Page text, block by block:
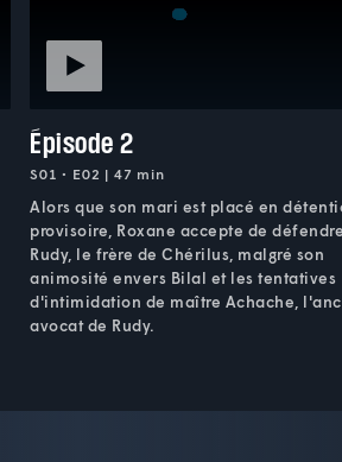
Épisode 2
S01 • E02 | 47 min
Alors que son mari est placé en
provisoire, Roxane accepte de défendre
Rudy, le frère de Chérilus, malgré son
animosité envers Bilal et les tentatives
d'intimidation de maître Achache,
avocat de Rudy.